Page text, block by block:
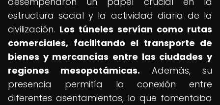
estructura social y la actividad diaria de la
civilización. Los túneles servían como rutas
comerciales, facilitando el transporte de
bienes y mercancías entre las ciudades y
regiones mesopotámicas. Además, su
presencia permitía la conexión entre
diferentes asentamientos, lo que fomentaba